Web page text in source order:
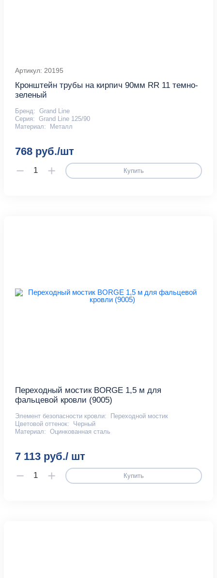
Артикул: 20195
Кронштейн трубы на кирпич 90мм RR 11 темно-
зеленый
Бренд: Grand Line
Серия: Grand Line 125/90
Материал:
Металл
768 руб./шт
Купить
Переходный мостик BORGE 1,5 м для
фальцевой кровли (9005)
Элемент безопасности кровли:
Переходной мостик
Цветовой оттенок:
Черный
Материал: Оцинкованная сталь
7 113 руб./ шт
Купить